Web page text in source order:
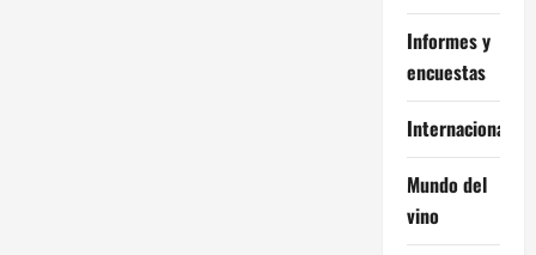
Informes y
encuestas
Internacional
Mundo del
vino